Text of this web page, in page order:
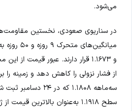
می‌شود.
در سناریوی صعودی، نخستین
و ۱.۱۶۷۳ قرار دارند. عبور قیمت
از فشار نزولی را کاهش دهد و زمینه
سه‌ماهه ۱.۱۸۰۸ که در